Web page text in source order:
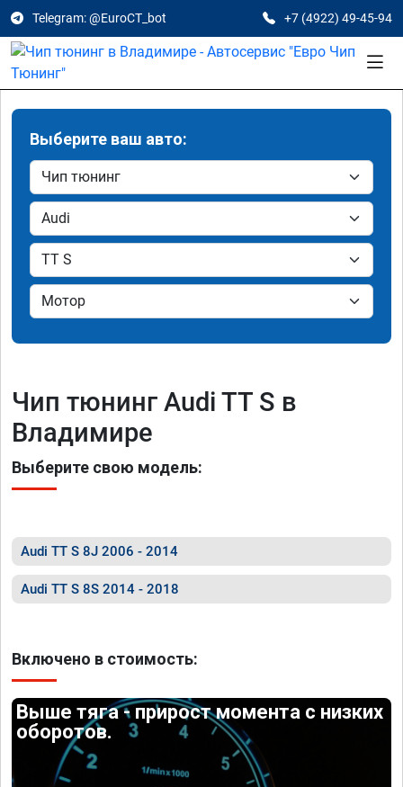
Telegram: @EuroCT_bot +7 (4922) 49-45-94
Выберите ваш авто:
Чип тюнинг Audi TT S в
Владимире
Выберите свою модель:
Audi TT S 8J 2006 - 2014
Audi TT S 8S 2014 - 2018
Включено в стоимость:
Выше тяга - прирост момента с низких
оборотов.